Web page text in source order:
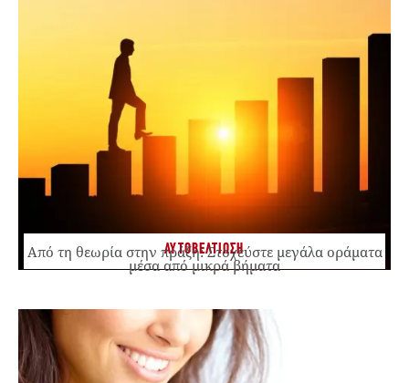
ΑΥΤΟΒΕΛΤΙΩΣΗ
Από τη θεωρία στην πράξη: Στοχεύστε μεγάλα οράματα
μέσα από μικρά βήματα